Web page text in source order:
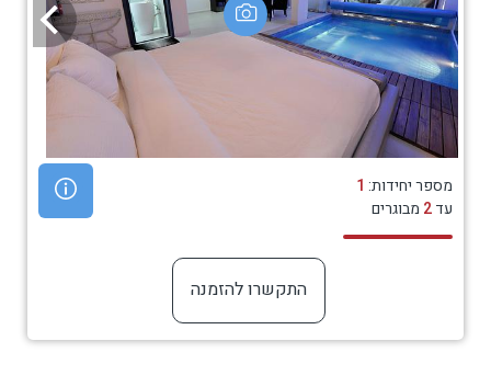
מספר יחידות: 1
עד2 מבוגרים
התקשרו להזמנה